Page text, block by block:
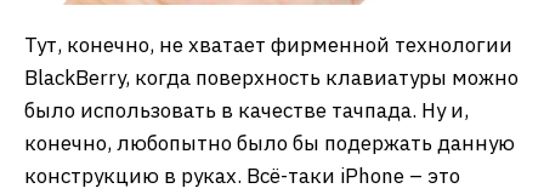
Тут, конечно, не хватает фирменной технологии
BlackBerry, когда поверхность клавиатуры можно
было использовать в качестве тачпада. Ну и,
конечно, любопытно было бы подержать данную
конструкцию в руках. Всё-таки iPhone – это